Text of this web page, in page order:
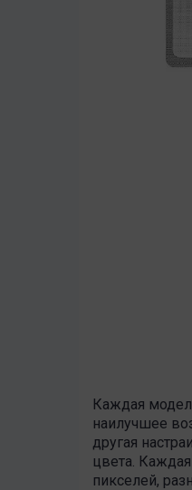
Каждая
наилучшее
другая
цвета.
пикселей,